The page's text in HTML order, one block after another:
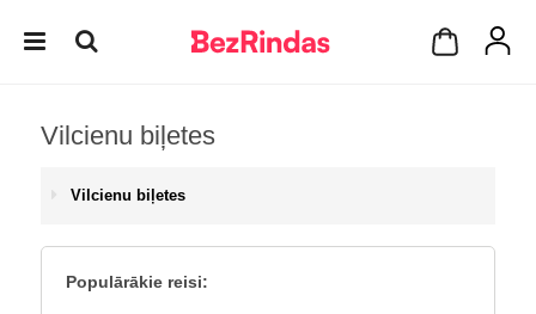
Vilcienu biļetes
Vilcienu biļetes
Populārākie reisi: